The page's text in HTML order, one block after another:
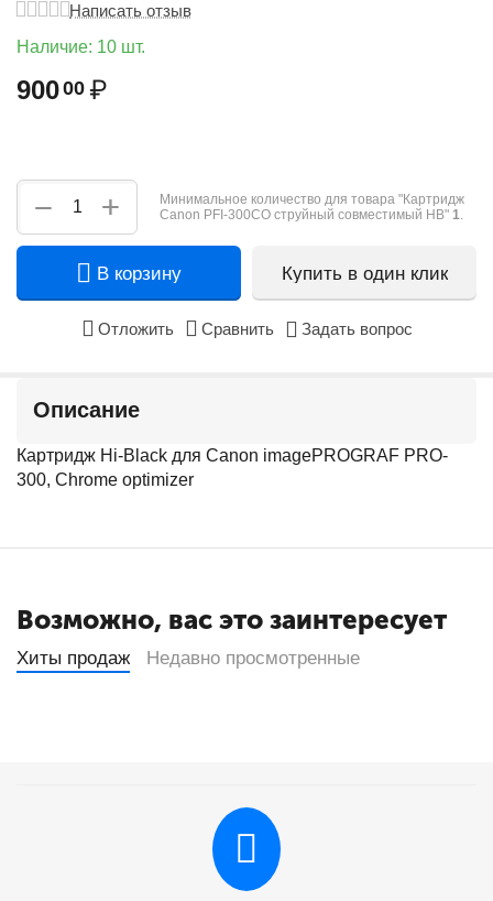
Написать отзыв
Наличие: 10 шт.
90000 ₽
+
−
Минимальное количество для товара "Картридж
Canon PFI-300CO струйный совместимый HB" 1.
В корзину Купить в один клик
Отложить Сравнить Задать вопрос
Описание
Картридж Hi-Black для Canon imagePROGRAF PRO-
300, Chrome optimizer
Возможно, вас это заинтересует
Хиты продаж Недавно просмотренные